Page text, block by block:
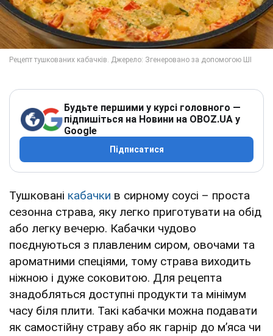
Будьте першими у курсі головного —
підпишіться на Новини на OBOZ.UA у
Google
Підписатися
Тушковані кабачки в сирному соусі – проста
сезонна страва, яку легко приготувати на обід
або легку вечерю. Кабачки чудово
поєднуються з плавленим сиром, овочами та
ароматними спеціями, тому страва виходить
ніжною і дуже соковитою. Для рецепта
знадобляться доступні продукти та мінімум
часу біля плити. Такі кабачки можна подавати
як самостійну страву або як гарнір до м’яса чи